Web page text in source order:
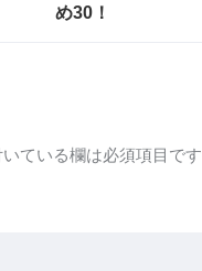
め30！
いている欄は必須項目です